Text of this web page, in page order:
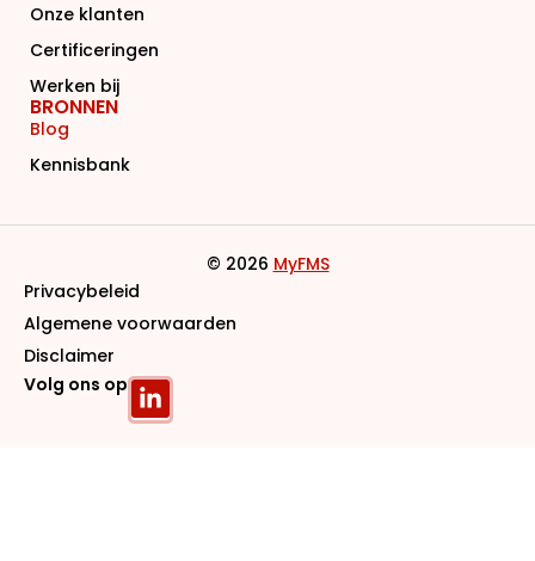
Onze klanten
Certificeringen
Werken bij
BRONNEN
Blog
Kennisbank
© 2026 MyFMS
Privacybeleid
Algemene voorwaarden
Disclaimer
Volg ons op